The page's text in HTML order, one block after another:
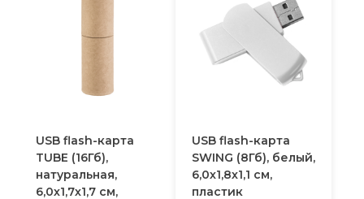
USB flash-карта
TUBE (16Гб),
натуральная,
6,0х1,7х1,7 см,
USB flash-карта
SWING (8Гб), белый,
6,0х1,8х1,1 см,
пластик